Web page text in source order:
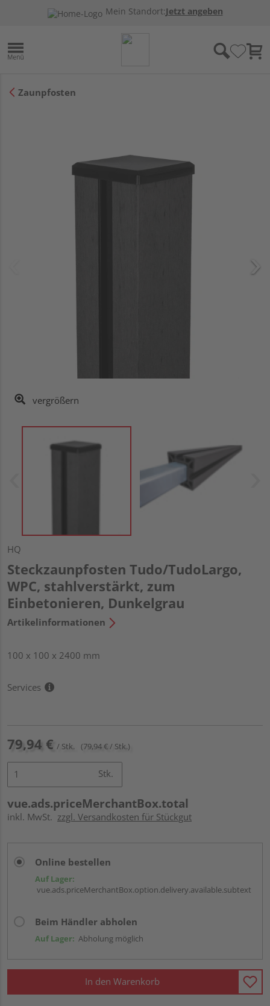
Mein Standort:Jetzt angeben
Zaunpfosten
vergrößern
HQ
Steckzaunpfosten Tudo/TudoLargo,
WPC, stahlverstärkt, zum
Einbetonieren, Dunkelgrau
Artikelinformationen
100 x 100 x 2400 mm
Services
79,94 € / Stk. (79,94 € / Stk.)
Stk.
vue.ads.priceMerchantBox.total
inkl. MwSt. zzgl. Versandkosten für Stückgut
Online bestellen
Auf Lager:
vue.ads.priceMerchantBox.option.delivery.available.subtext
Beim Händler abholen
Auf Lager: Abholung möglich
In den Warenkorb